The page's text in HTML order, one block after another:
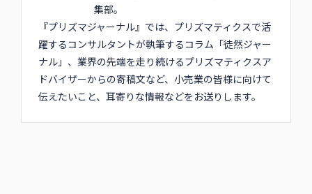
集部。
『プリズマジャーナル』では、プリズマティクスで活
躍するコンサルタントが執筆するコラム「徒然ジャー
ナル」、業界の先端を走り続けるプリズマティクスア
ドバイザーからの寄稿文など、小売業の皆様に向けて
伝えたいこと、耳寄りな情報などをお送りします。